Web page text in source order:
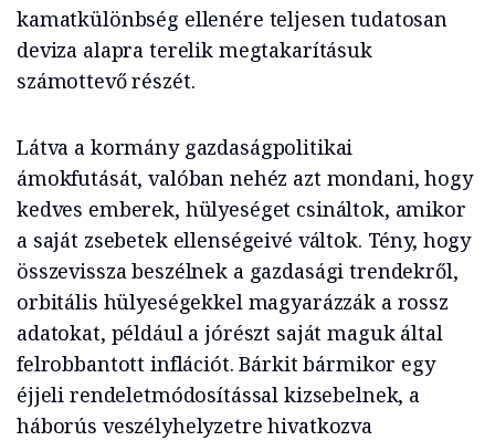
kamatkülönbség ellenére teljesen tudatosan
deviza alapra terelik megtakarításuk
számottevő részét.
Látva a kormány gazdaságpolitikai
ámokfutását, valóban nehéz azt mondani, hogy
kedves emberek, hülyeséget csináltok, amikor
a saját zsebetek ellenségeivé váltok. Tény, hogy
összevissza beszélnek a gazdasági trendekről,
orbitális hülyeségekkel magyarázzák a rossz
adatokat, például a jórészt saját maguk által
felrobbantott inflációt. Bárkit bármikor egy
éjjeli rendeletmódosítással kizsebelnek, a
háborús veszélyhelyzetre hivatkozva